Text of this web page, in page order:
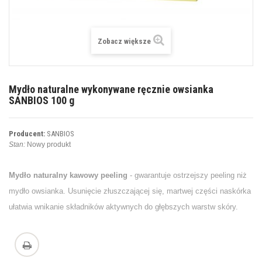
Zobacz większe
Mydło naturalne wykonywane ręcznie owsianka
SANBIOS 100 g
Producent: SANBIOS
Stan: Nowy produkt
Mydło naturalny kawowy peeling - gwarantuje ostrzejszy peeling niż
mydło owsianka. Usunięcie złuszczającej się, martwej części naskórka
ułatwia wnikanie składników aktywnych do głębszych warstw skóry.